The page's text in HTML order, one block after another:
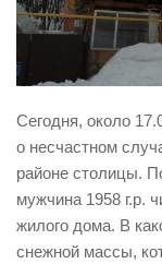
Виды
Памятки
Как стать
Уголок
Сегодня, около
о несчастном
районе столицы.
мужчина 1958 г.р.
жилого дома. В
снежной массы,